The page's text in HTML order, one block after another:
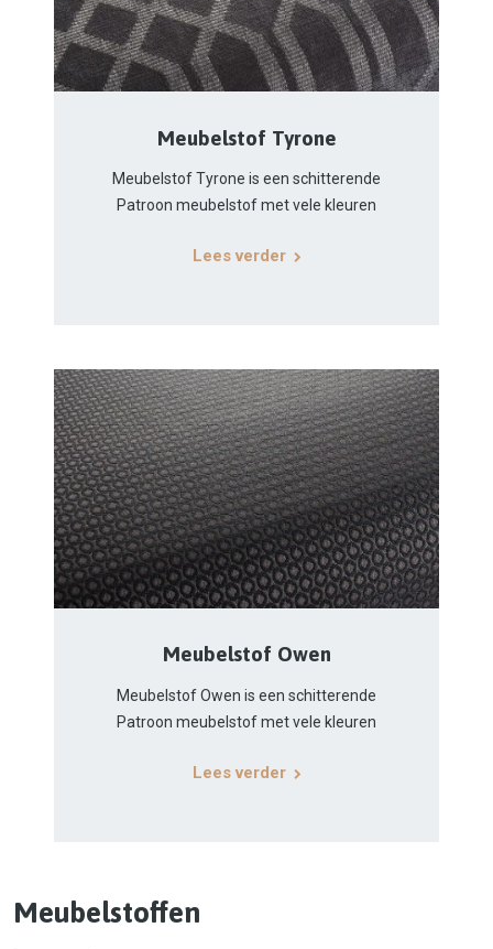
Meubelstof Tyrone
Meubelstof Tyrone is een schitterende
Patroon meubelstof met vele kleuren
Lees verder
Meubelstof Owen
Meubelstof Owen is een schitterende
Patroon meubelstof met vele kleuren
Lees verder
Meubelstoffen